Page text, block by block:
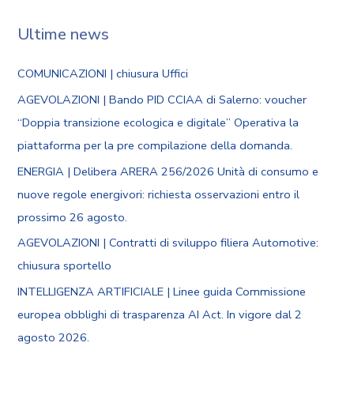
Ultime news
COMUNICAZIONI | chiusura Uffici
AGEVOLAZIONI | Bando PID CCIAA di Salerno: voucher
“Doppia transizione ecologica e digitale” Operativa la
piattaforma per la pre compilazione della domanda.
ENERGIA | Delibera ARERA 256/2026 Unità di consumo e
nuove regole energivori: richiesta osservazioni entro il
prossimo 26 agosto.
AGEVOLAZIONI | Contratti di sviluppo filiera Automotive:
chiusura sportello
INTELLIGENZA ARTIFICIALE | Linee guida Commissione
europea obblighi di trasparenza AI Act. In vigore dal 2
agosto 2026.